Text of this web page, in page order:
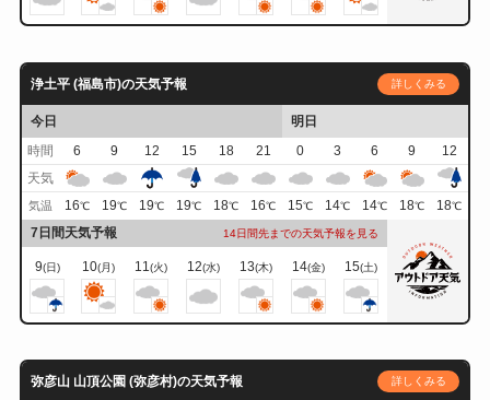
浄土平 (福島市)の天気予報 詳しくみる
今日
明日
時間
6 9 12 15 18 21 0 3 6 9
12
天気
気温 16℃ 19℃ 19℃ 19℃ 18℃ 16℃ 15℃ 14℃ 14℃ 18℃ 18℃
7日間天気予報 14日間先までの天気予報を見る
9(日) 10(月) 11 (火) 12(水) 13(木) 14(金) 15(土)
弥彦山 山頂公園 (弥彦村)の天気予報 詳しくみる